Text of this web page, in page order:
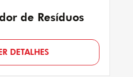
de Resíduos
DETALHES